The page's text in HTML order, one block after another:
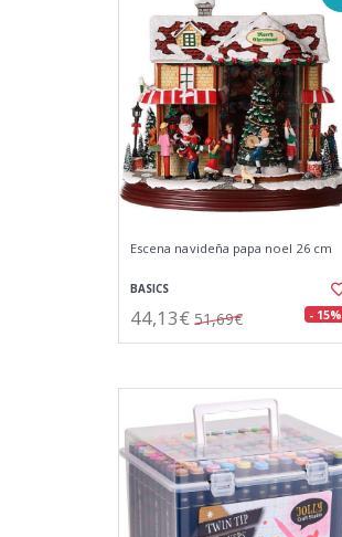
Escena navideña papa noel 26 cm
BASICS
44,13€ 51,69€ - 15%